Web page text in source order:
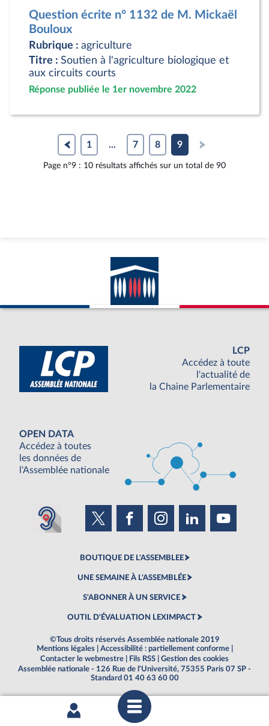
Question écrite n° 1132 de M. Mickaël
Bouloux
Rubrique : agriculture
Titre : Soutien à l'agriculture biologique et
aux circuits courts
Réponse publiée le 1er novembre 2022
1 ... 7 8 9
Page n°9 : 10 résultats affichés sur un total de 90
LCP
Accédez à toute
l'actualité de
la Chaine Parlementaire
OPEN DATA
Accédez à toutes
les données de
l'Assemblée nationale
BOUTIQUE DE L'ASSEMBLEE
UNE SEMAINE À L'ASSEMBLÉE
S'ABONNER À UN SERVICE
OUTIL D'ÉVALUATION LEXIMPACT
©Tous droits réservés Assemblée nationale 2019
Mentions légales
Accessibilité : partiellement conforme
Contacter le webmestre
Fils RSS
Gestion des cookies
Assemblée nationale - 126 Rue de l'Université, 75355 Paris 07 SP -
Standard 01 40 63 60 00